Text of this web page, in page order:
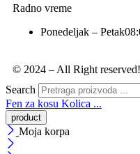
Radno vreme
Ponedeljak – Petak
© 2024 – All Right reserved!
Search
Fen za kosu Kolica ...
Moja korpa